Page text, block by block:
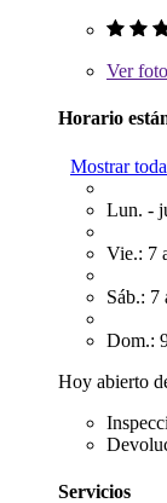
Ver
Horario
Mostrar
Lun. -
Vie.: 7
Sáb.: 7
Dom.:
Hoy abierto
Servicios